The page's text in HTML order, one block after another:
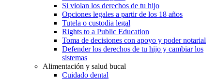
Si violan los derechos de tu hijo
Opciones legales a partir de los 18 años
Tutela o custodia legal
Rights to a Public Education
Toma de decisiones con apoyo y poder notarial
Defender los derechos de tu hijo y cambiar los
sistemas
Alimentación y salud bucal
Cuidado dental